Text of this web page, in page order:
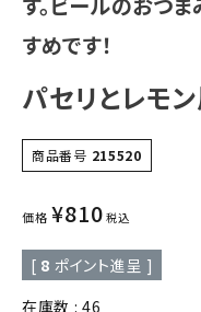
すめです！
パセリとレモ
商品番号 215520
価格 ¥810 税込
[ 8 ポイント進呈 ]
在庫数
46